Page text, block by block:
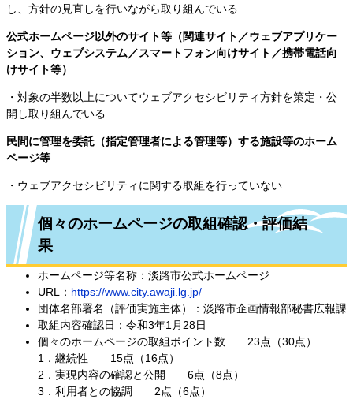
し、方針の見直しを行いながら取り組んでいる
公式ホームページ以外のサイト等（関連サイト／ウェブアプリケー
ション、ウェブシステム／スマートフォン向けサイト／携帯電話向
けサイト等）
・対象の半数以上についてウェブアクセシビリティ方針を策定・公
開し取り組んでいる
民間に管理を委託（指定管理者による管理等）する施設等のホーム
ページ等
・ウェブアクセシビリティに関する取組を行っていない
個々のホームページの取組確認・評価結
果
ホームページ等名称：淡路市公式ホームページ
URL： https://www.city.awaji.lg.jp/
団体名部署名（評価実施主体）：淡路市企画情報部秘書広報課
取組内容確認日：令和3年1月28日
個々のホームページの取組ポイント数 23点（30点）
1．継続性 15点（16点）
2．実現内容の確認と公開 6点（8点）
3．利用者との協調 2点（6点）